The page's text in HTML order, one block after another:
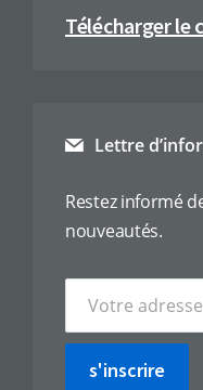
Télécharger le
Lettre
Restez informé
nouveautés.
s'inscrire